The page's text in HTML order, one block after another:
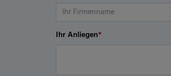
Ihr Anliegen*